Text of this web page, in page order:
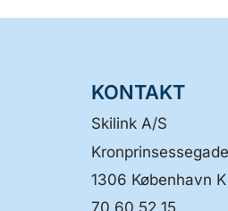
KONTAKT
Skilink A/S
1306 København K